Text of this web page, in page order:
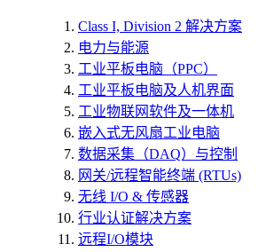
Class I, Division 2 解决方案
电力与能源
工业平板电脑（PPC）
工业平板电脑及人机界面
工业物联网软件及一体机
嵌入式无风扇工业电脑
数据采集（DAQ）与控制
网关/远程智能终端 (RTUs)
无线 I/O & 传感器
行业认证解决方案
远程I/O模块